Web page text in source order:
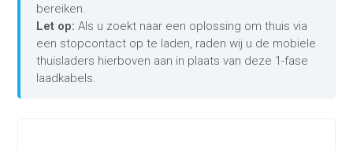
bereiken.
Let op: Als u zoekt naar een oplossing om thuis via
een stopcontact op te laden, raden wij u de mobiele
thuisladers hierboven aan in plaats van deze 1-fase
laadkabels.